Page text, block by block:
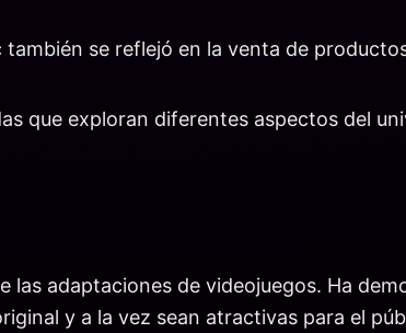
se reflejó en la venta de
que exploran diferentes aspectos del
adaptaciones de videojuegos. Ha
y a la vez sean atractivas para el